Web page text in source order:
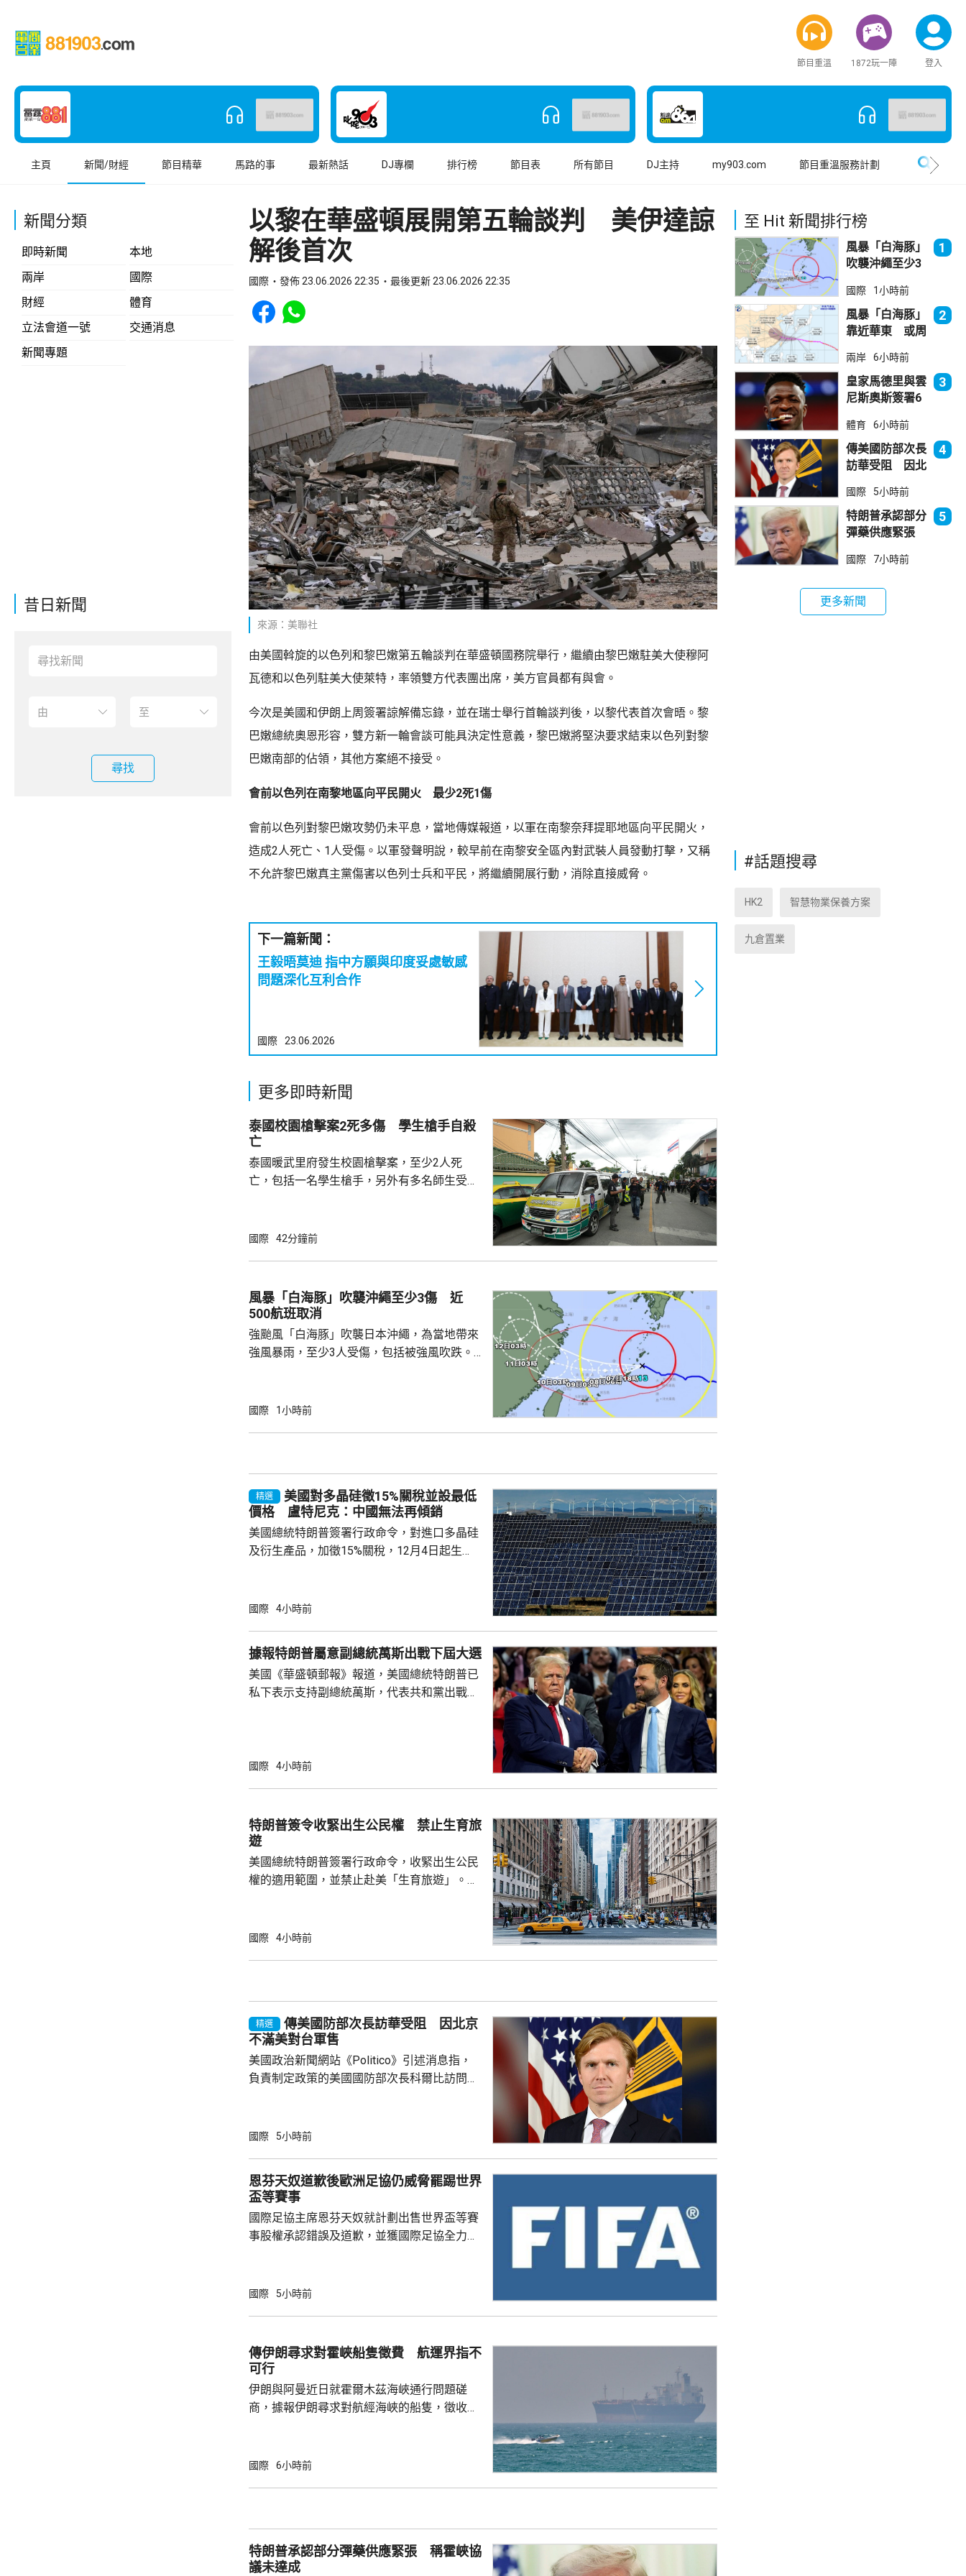
節目重溫 1872玩一陣 登入
主頁 新聞/財經 節目精華 馬路的事 最新熱話 DJ專欄 排行榜 節目表 所有節目 DJ主持 my903.com 節目重溫服務計劃
新聞分類
即時新聞
本地
兩岸
國際
財經
體育
立法會道一號
交通消息
新聞專題
昔日新聞
尋找
以黎在華盛頓展開第五輪談判 美伊達諒
解後首次
國際 發佈 23.06.2026 22:35 最後更新 23.06.2026 22:35
Share to Facebook
Share to WhatsApp
來源：美聯社
由美國斡旋的以色列和黎巴嫩第五輪談判在華盛頓國務院舉行，繼續由黎巴嫩駐美大使穆阿
瓦德和以色列駐美大使萊特，率領雙方代表團出席，美方官員都有與會。
今次是美國和伊朗上周簽署諒解備忘錄，並在瑞士舉行首輪談判後，以黎代表首次會晤。黎
巴嫩總統奧恩形容，雙方新一輪會談可能具決定性意義，黎巴嫩將堅決要求結束以色列對黎
巴嫩南部的佔領，其他方案絕不接受。
會前以色列在南黎地區向平民開火 最少2死1傷
會前以色列對黎巴嫩攻勢仍未平息，當地傳媒報道，以軍在南黎奈拜提耶地區向平民開火，
造成2人死亡、1人受傷。以軍發聲明說，較早前在南黎安全區內對武裝人員發動打擊，又稱
不允許黎巴嫩真主黨傷害以色列士兵和平民，將繼續開展行動，消除直接威脅。
下一篇新聞：
王毅晤莫迪 指中方願與印度妥處敏感
問題深化互利合作
國際 23.06.2026
更多即時新聞
泰國校園槍擊案2死多傷 學生槍手自殺
亡
泰國暖武里府發生校園槍擊案，至少2人死
亡，包括一名學生槍手，另外有多名師生受
身亡。警方到場疏散學校師生，正調查案件。
入一間中學脅持師生，至少1死7傷，當中死者
是校長。
國際 42分鐘前
風暴「白海豚」吹襲沖繩至少3傷 近
500航班取消
強颱風「白海豚」吹襲日本沖繩，為當地帶來
強風暴雨，至少3人受傷，包括被強風吹跌。
機取消。沖繩各地實施交通管制，高速公路雙
里，風力足以導致房屋倒塌。氣象廳預計，沖
繩本島和奄美群島未來一日將受...
國際 1小時前
精選
美國對多晶硅徵15%關稅並設最低
價格 盧特尼克：中國無法再傾銷
美國總統特朗普簽署行政命令，對進口多晶硅
及衍生產品，加徵15%關稅，12月4日起生
產品設定最低價格，其中多晶硅每公斤21美
商務部制定計劃，若企業承諾在美國建設、翻
新或擴建多晶硅、晶圓或太陽能電池等生產設
施，並在2029年1月20日前...
國際 4小時前
據報特朗普屬意副總統萬斯出戰下屆大選
美國《華盛頓郵報》報道，美國總統特朗普已
私下表示支持副總統萬斯，代表共和黨出戰
朗普的顧問形容，特朗普已私下認定由萬斯
同時引述接近特朗普圈子的盟友指，特朗普的
性格反覆多變，會對不同人說不同的話，支...
國際 4小時前
特朗普簽令收緊出生公民權 禁止生育旅
遊
美國總統特朗普簽署行政命令，收緊出生公民
權的適用範圍，並禁止赴美「生育旅遊」。行
會自動獲得美國公民身份。華府亦禁止透過赴
可能有數十萬人透過有關制度讓子女取得美國
公民身份，因此華府要推出新的限制。 ...
國際 4小時前
精選
傳美國防部次長訪華受阻 因北京
不滿美對台軍售
美國政治新聞網站《Politico》引述消息指，
負責制定政策的美國國防部次長科爾比訪問中
售案。 報道指，科爾比認為美中關係過去一年
訪問中國有助穩定兩國關係，他最近數月一直
爭取中方的訪問邀請，並在中國國防大學發表
演講，要求國防部官員與北...
國際 5小時前
恩芬天奴道歉後歐洲足協仍威脅罷踢世界
盃等賽事
國際足協主席恩芬天奴就計劃出售世界盃等賽
事股權承認錯誤及道歉，並獲國際足協全力支
確條件，第一是撤回出售賽事股權的提議，第
芬天奴擔任國際足協主席失去信心。國際職業
足球員協會則指責恩芬天奴嚴重濫用職權。
國際 5小時前
傳伊朗尋求對霍峽船隻徵費 航運界指不
可行
伊朗與阿曼近日就霍爾木茲海峽通行問題磋
商，據報伊朗尋求對航經海峽的船隻，徵收相
已制裁伊朗負責管理霍爾木茲海峽的「波斯灣
結。 業界人士指，另一個複雜因素是，英國保
險機構「勞合社」上月底為戰爭保險承保人...
國際 6小時前
特朗普承認部分彈藥供應緊張 稱霍峽協
議未達成
至 Hit 新聞排行榜
風暴「白海豚」
吹襲沖繩至少3
取消
1
國際 1小時前
風暴「白海豚」
靠近華東 或周
2
兩岸 6小時前
皇家馬德里與雲
尼斯奧斯簽署6
3
體育 6小時前
傳美國防部次長
訪華受阻 因北
售
4
國際 5小時前
特朗普承認部分
彈藥供應緊張
成
5
國際 7小時前
更多新聞
#話題搜尋
HK2 智慧物業保養方案
九倉置業